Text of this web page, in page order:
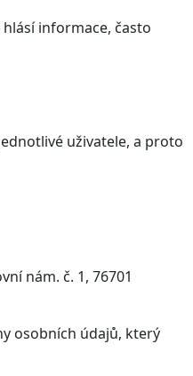
informace, často
uživatele, a proto
nám. č. 1, 76701
osobních údajů, který